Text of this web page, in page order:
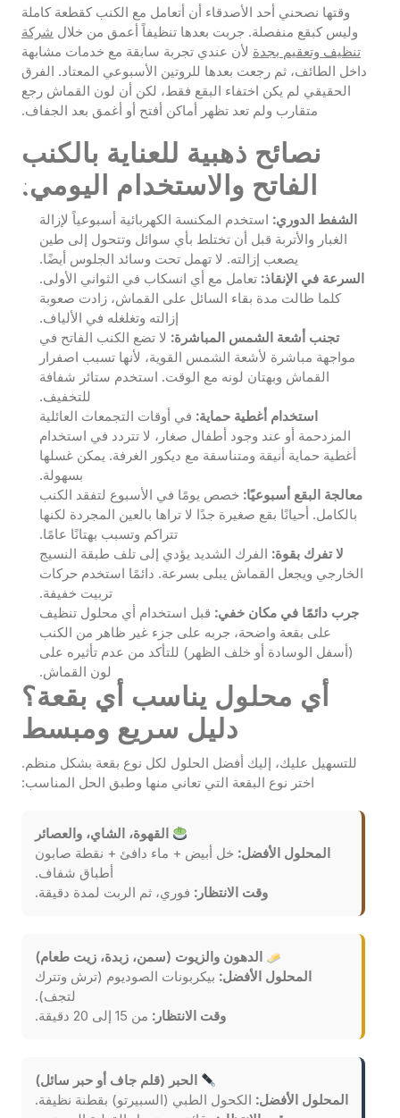
وقتها نصحني أحد الأصدقاء أن أتعامل مع الكنب كقطعة كاملة
وليس كبقع منفصلة. جربت بعدها تنظيفاً أعمق من خلال شركة
تنظيف وتعقيم بجدة لأن عندي تجربة سابقة مع خدمات مشابهة
داخل الطائف، ثم رجعت بعدها للروتين الأسبوعي المعتاد. الفرق
الحقيقي لم يكن اختفاء البقع فقط، لكن أن لون القماش رجع
متقارب ولم تعد تظهر أماكن أفتح أو أغمق بعد الجفاف.
نصائح ذهبية للعناية بالكنب
الفاتح والاستخدام اليومي:
الشفط الدوري: استخدم المكنسة الكهربائية أسبوعياً لإزالة
الغبار والأتربة قبل أن تختلط بأي سوائل وتتحول إلى طين
يصعب إزالته. لا تهمل تحت وسائد الجلوس أيضًا.
السرعة في الإنقاذ: تعامل مع أي انسكاب في الثواني الأولى.
كلما طالت مدة بقاء السائل على القماش، زادت صعوبة
إزالته وتغلغله في الألياف.
تجنب أشعة الشمس المباشرة: لا تضع الكنب الفاتح في
مواجهة مباشرة لأشعة الشمس القوية، لأنها تسبب اصفرار
القماش وبهتان لونه مع الوقت. استخدم ستائر شفافة
للتخفيف.
استخدام أغطية حماية: في أوقات التجمعات العائلية
المزدحمة أو عند وجود أطفال صغار، لا تتردد في استخدام
أغطية حماية أنيقة ومتناسقة مع ديكور الغرفة. يمكن غسلها
بسهولة.
معالجة البقع أسبوعيًا: خصص يومًا في الأسبوع لتفقد الكنب
بالكامل. أحيانًا بقع صغيرة جدًا لا تراها بالعين المجردة لكنها
تتراكم وتسبب بهتانًا عامًا.
لا تفرك بقوة: الفرك الشديد يؤدي إلى تلف طبقة النسيج
الخارجي ويجعل القماش يبلى بسرعة. دائمًا استخدم حركات
تربيت خفيفة.
جرب دائمًا في مكان خفي: قبل استخدام أي محلول تنظيف
على بقعة واضحة، جربه على جزء غير ظاهر من الكنب
(أسفل الوسادة أو خلف الظهر) للتأكد من عدم تأثيره على
لون القماش.
أي محلول يناسب أي بقعة؟
دليل سريع ومبسط
للتسهيل عليك، إليك أفضل الحلول لكل نوع بقعة بشكل منظم.
اختر نوع البقعة التي تعاني منها وطبق الحل المناسب:
القهوة، الشاي، والعصائر
المحلول الأفضل: خل أبيض + ماء دافئ + نقطة صابون
أطباق شفاف.
وقت الانتظار: فوري، ثم الربت لمدة دقيقة.
الدهون والزيوت (سمن، زبدة، زيت طعام)
المحلول الأفضل: بيكربونات الصوديوم (ترش وتترك
لتجف).
وقت الانتظار: من 15 إلى 20 دقيقة.
الحبر (قلم جاف أو حبر سائل)
المحلول الأفضل: الكحول الطبي (السبيرتو) بقطنة نظيفة.